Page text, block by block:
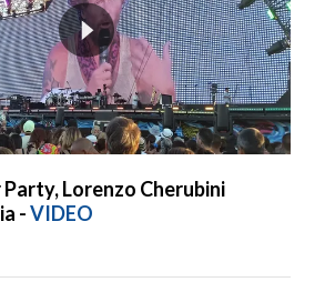
Party, Lorenzo Cherubini
-VIDEO